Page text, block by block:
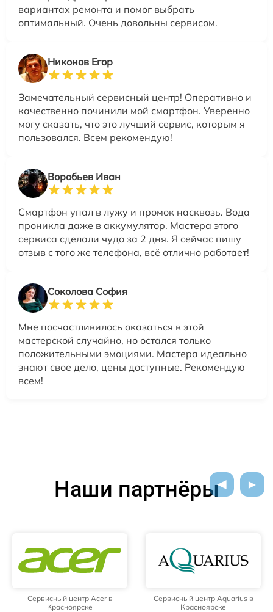
вариантах ремонта и помог выбрать
оптимальный. Очень довольны сервисом.
Никонов Егор
Замечательный сервисный центр! Оперативно и
качественно починили мой смартфон. Уверенно
могу сказать, что это лучший сервис, которым я
пользовался. Всем рекомендую!
Воробьев Иван
Смартфон упал в лужу и промок насквозь. Вода
проникла даже в аккумулятор. Мастера этого
сервиса сделали чудо за 2 дня. Я сейчас пишу
отзыв с того же телефона, всё отлично работает!
Соколова София
Мне посчастливилось оказаться в этой
мастерской случайно, но остался только
положительными эмоциями. Мастера идеально
знают свое дело, цены доступные. Рекомендую
всем!
Наши партнёры
Сервисный центр Acer в
Красноярске
Сервисный центр Aquarius в
Красноярске